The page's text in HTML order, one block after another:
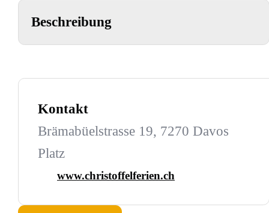
Beschreibung
Kontakt
Brämabüelstrasse 19, 7270 Davos
Platz
www.christoffelferien.ch